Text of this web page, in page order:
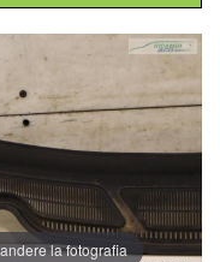
la fotografia